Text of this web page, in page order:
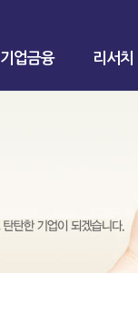
기업금융 리서치